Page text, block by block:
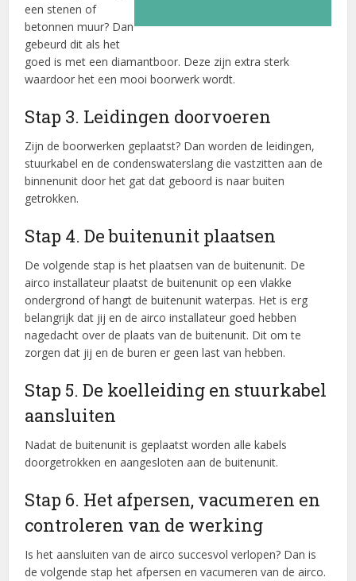
een stenen of
betonnen muur? Dan
gebeurd dit als het
goed is met een diamantboor. Deze zijn extra sterk
waardoor het een mooi boorwerk wordt.
Stap 3. Leidingen doorvoeren
Zijn de boorwerken geplaatst? Dan worden de leidingen,
stuurkabel en de condenswaterslang die vastzitten aan de
binnenunit door het gat dat geboord is naar buiten
getrokken.
Stap 4. De buitenunit plaatsen
De volgende stap is het plaatsen van de buitenunit. De
airco installateur plaatst de buitenunit op een vlakke
ondergrond of hangt de buitenunit waterpas. Het is erg
belangrijk dat jij en de airco installateur goed hebben
nagedacht over de plaats van de buitenunit. Dit om te
zorgen dat jij en de buren er geen last van hebben.
Stap 5. De koelleiding en stuurkabel
aansluiten
Nadat de buitenunit is geplaatst worden alle kabels
doorgetrokken en aangesloten aan de buitenunit.
Stap 6. Het afpersen, vacumeren en
controleren van de werking
Is het aansluiten van de airco succesvol verlopen? Dan is
de volgende stap het afpersen en vacumeren van de airco.